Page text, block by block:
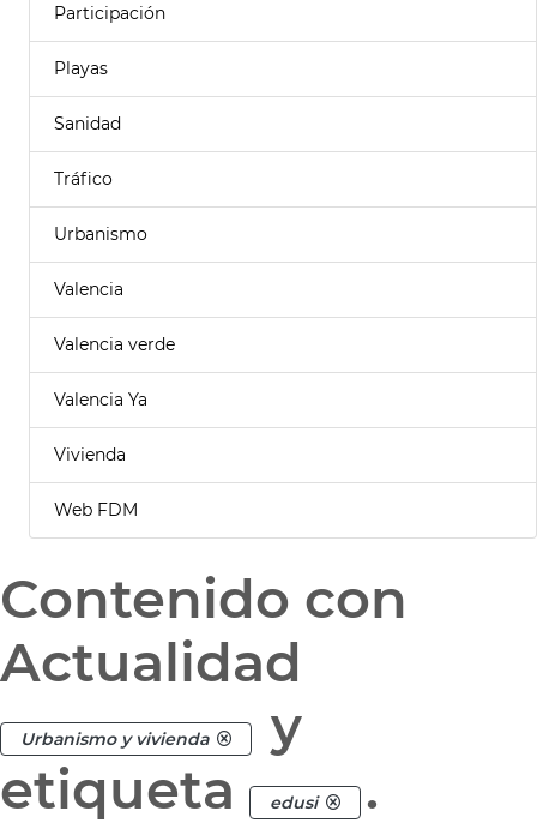
Participación
Playas
Sanidad
Tráfico
Urbanismo
Valencia
Valencia verde
Valencia Ya
Vivienda
Web FDM
Contenido con
Actualidad
Urbanismo y vivienda
y
etiqueta
edusi .